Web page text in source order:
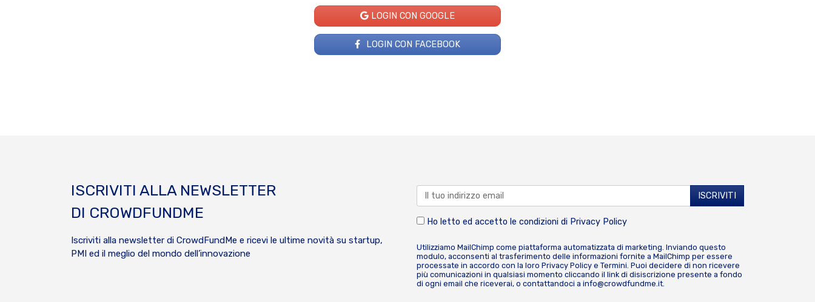
LOGIN CON GOOGLE
LOGIN CON FACEBOOK
ISCRIVITI ALLA NEWSLETTER
DI CROWDFUNDME
Iscriviti alla newsletter di CrowdFundMe e ricevi le ultime novità su startup,
PMI ed il meglio del mondo dell’innovazione
Ho letto ed accetto le condizioni di Privacy Policy
Utilizziamo MailChimp come piattaforma automatizzata di marketing. Inviando questo
modulo, acconsenti al trasferimento delle informazioni fornite a MailChimp per essere
processate in accordo con la loro Privacy Policy e Termini. Puoi decidere di non ricevere
più comunicazioni in qualsiasi momento cliccando il link di disiscrizione presente a fondo
di ogni email che riceverai, o contattandoci a info@crowdfundme.it.